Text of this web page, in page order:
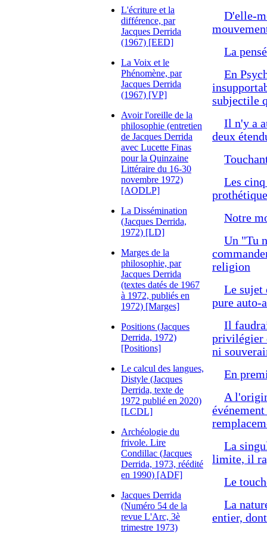
L'écriture et la
différence, par
Jacques Derrida
(1967) [EED]
La Voix et le
Phénomène, par
Jacques Derrida
(1967) [VP]
Avoir l'oreille de la
philosophie (entretien
de Jacques Derrida
avec Lucette Finas
pour la Quinzaine
Littéraire du 16-30
novembre 1972)
[AODLP]
La Dissémination
(Jacques Derrida,
1972) [LD]
Marges de la
philosophie, par
Jacques Derrida
(textes datés de 1967
à 1972, publiés en
1972) [Marges]
Positions (Jacques
Derrida, 1972)
[Positions]
Le calcul des langues,
Distyle (Jacques
Derrida, texte de
1972 publié en 2020)
[LCDL]
Archéologie du
frivole. Lire
Condillac (Jacques
Derrida, 1973, réédité
en 1990) [ADF]
Jacques Derrida
(Numéro 54 de la
revue L'Arc, 3è
trimestre 1973)
D'elle-
La
En
subjectile
Il n'y a
deux
Les
Notre
Un "Tu
religion
Le sujet
pure auto-
Il
privilégier
ni
En
A
La
limite, il
Le
La
entier,